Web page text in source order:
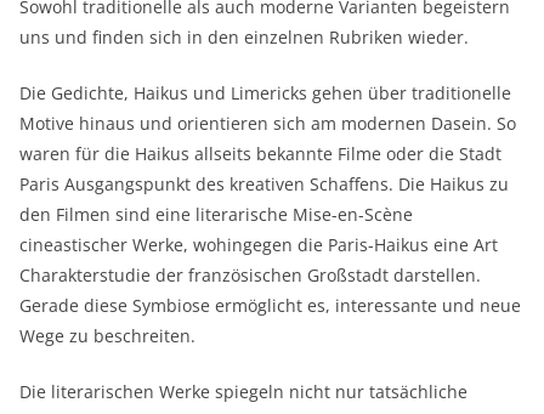
Sowohl traditionelle als auch moderne Varianten begeistern
uns und finden sich in den einzelnen Rubriken wieder.
Die Gedichte, Haikus und Limericks gehen über traditionelle
Motive hinaus und orientieren sich am modernen Dasein. So
waren für die Haikus allseits bekannte Filme oder die Stadt
Paris Ausgangspunkt des kreativen Schaffens. Die Haikus zu
den Filmen sind eine literarische Mise-en-Scène
cineastischer Werke, wohingegen die Paris-Haikus eine Art
Charakterstudie der französischen Großstadt darstellen.
Gerade diese Symbiose ermöglicht es, interessante und neue
Wege zu beschreiten.
Die literarischen Werke spiegeln nicht nur tatsächliche